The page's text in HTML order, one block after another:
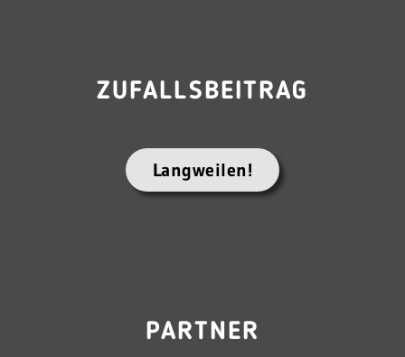
ZUFALLSBEITRAG
Langweilen!
PARTNER